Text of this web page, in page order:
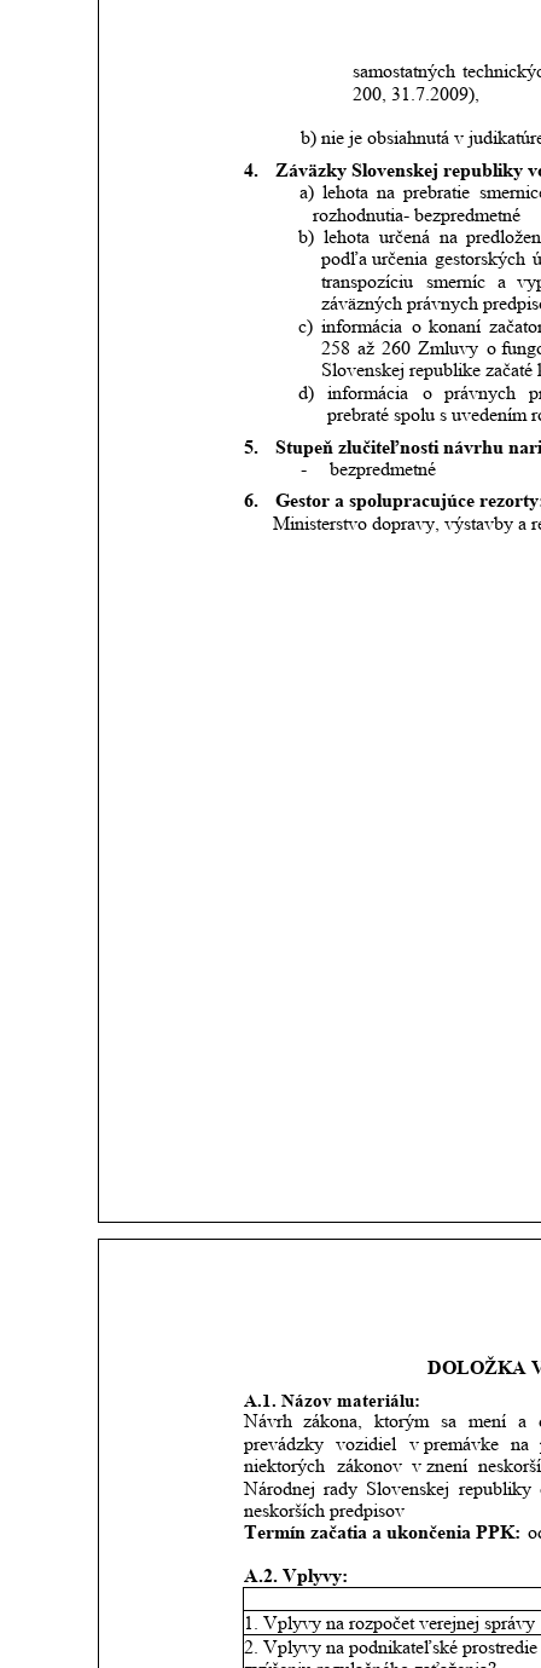
samostatných
200, 31.7.2009),
b) nie je obsiahnutá v
4.
Záväzky Slovenskej republiky
  a)
lehota na prebratie
rozhodnutia- bezpredmetné
b) lehota určená na
podľa určenia gestorských
transpozíciu
smerníc a
záväzných právnych
c) informácia o konaní
258 až 260 Zmluvy o
Slovenskej republike
d)
informácia o právnych
prebraté spolu s uvedením
5.
Stupeň zlučiteľnosti návrhu
-
bezpredmetné
6.
Gestor a spolupracujúce
Ministerstvo dopravy, výstavby a
DOLOŽKA
A.1. Názov materiálu:
Návrh
zákona, ktorým sa mení a
prevádzky vozidiel v premávke na
niektorých
zákonov v znení
Národnej rady Slovenskej republiky
neskorších predpisov
Termín začatia a ukončenia PPK:
A.2. Vplyvy:
1. Vplyvy na rozpočet verejnej správy
2. Vplyvy na podnikateľské